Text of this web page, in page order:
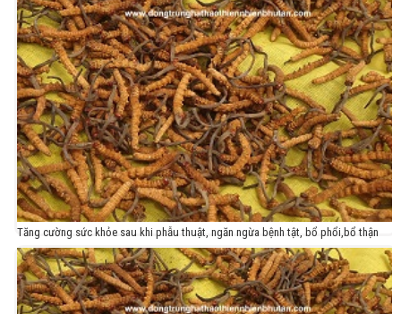
Tăng cường sức khỏe sau khi phẫu thuật, ngăn ngừa bệnh tật, bổ phổi,bổ thận
tráng dương, giúp phái mày râu trên nói dưới nghe, minh mẫn khỏe mạnh, làm
chậm lão hóa tuổi già, kéo dài tuổi thọ, giúp ăn ngon miệng, ngủ ngon giấc